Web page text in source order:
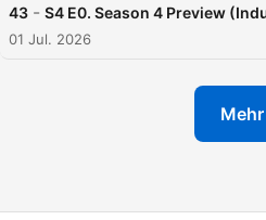
43 - S4 E0. Season 4 Preview
01 Jul. 2026